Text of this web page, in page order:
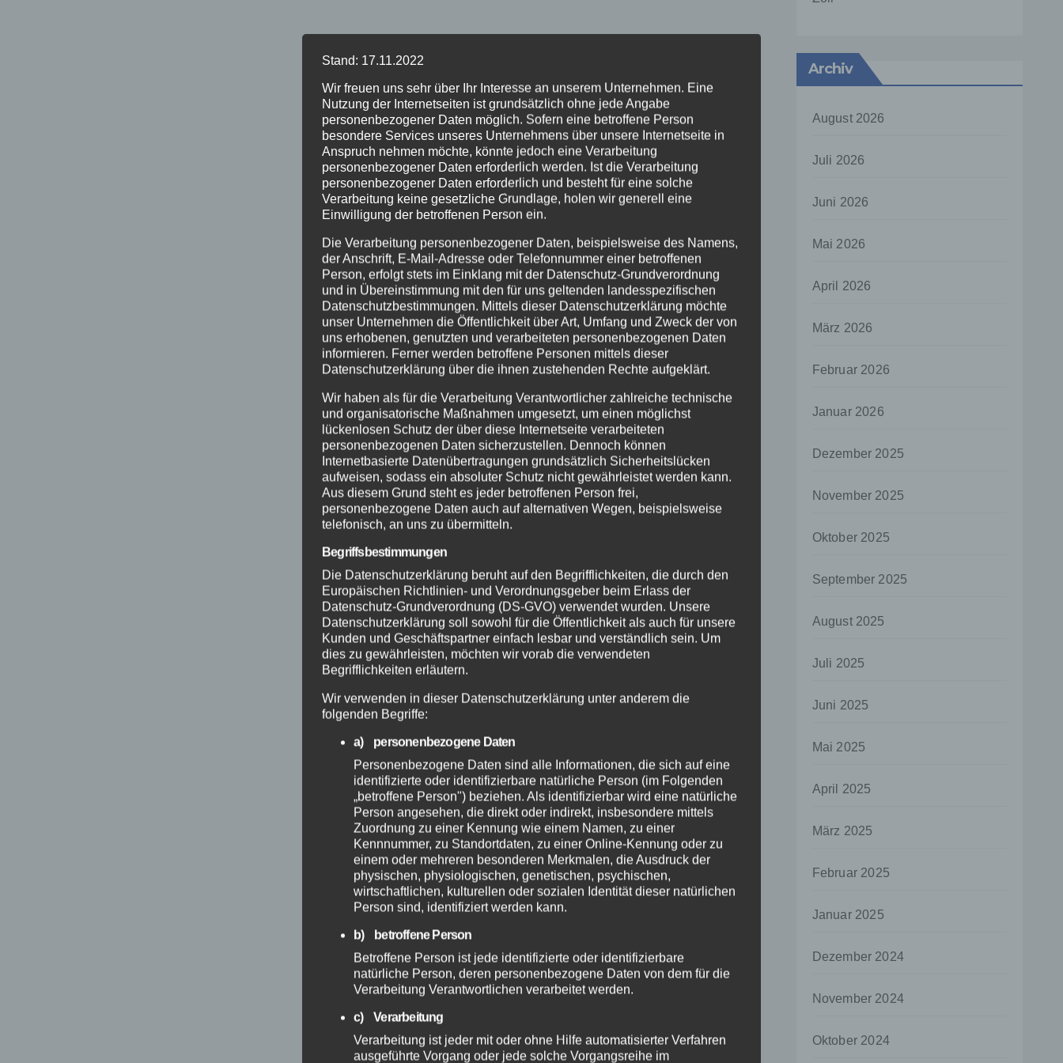
Archiv
August 2026
Juli 2026
Juni 2026
Mai 2026
April 2026
März 2026
Februar 2026
Januar 2026
Dezember 2025
November 2025
Oktober 2025
September 2025
August 2025
Juli 2025
Juni 2025
Mai 2025
April 2025
März 2025
Februar 2025
Januar 2025
Dezember 2024
November 2024
Oktober 2024
Stand: 17.11.2022
Wir freuen uns sehr über Ihr Interesse an unserem Unternehmen. Eine
Nutzung der Internetseiten ist grundsätzlich ohne jede Angabe
personenbezogener Daten möglich. Sofern eine betroffene Person
besondere Services unseres Unternehmens über unsere Internetseite in
Anspruch nehmen möchte, könnte jedoch eine Verarbeitung
personenbezogener Daten erforderlich werden. Ist die Verarbeitung
personenbezogener Daten erforderlich und besteht für eine solche
Verarbeitung keine gesetzliche Grundlage, holen wir generell eine
Einwilligung der betroffenen Person ein.
Die Verarbeitung personenbezogener Daten, beispielsweise des Namens,
der Anschrift, E-Mail-Adresse oder Telefonnummer einer betroffenen
Person, erfolgt stets im Einklang mit der Datenschutz-Grundverordnung
und in Übereinstimmung mit den für uns geltenden landesspezifischen
Datenschutzbestimmungen. Mittels dieser Datenschutzerklärung möchte
unser Unternehmen die Öffentlichkeit über Art, Umfang und Zweck der von
uns erhobenen, genutzten und verarbeiteten personenbezogenen Daten
informieren. Ferner werden betroffene Personen mittels dieser
Datenschutzerklärung über die ihnen zustehenden Rechte aufgeklärt.
Wir haben als für die Verarbeitung Verantwortlicher zahlreiche technische
und organisatorische Maßnahmen umgesetzt, um einen möglichst
lückenlosen Schutz der über diese Internetseite verarbeiteten
personenbezogenen Daten sicherzustellen. Dennoch können
Internetbasierte Datenübertragungen grundsätzlich Sicherheitslücken
aufweisen, sodass ein absoluter Schutz nicht gewährleistet werden kann.
Aus diesem Grund steht es jeder betroffenen Person frei,
personenbezogene Daten auch auf alternativen Wegen, beispielsweise
telefonisch, an uns zu übermitteln.
Begriffsbestimmungen
Die Datenschutzerklärung beruht auf den Begrifflichkeiten, die durch den
Europäischen Richtlinien- und Verordnungsgeber beim Erlass der
Datenschutz-Grundverordnung (DS-GVO) verwendet wurden. Unsere
Datenschutzerklärung soll sowohl für die Öffentlichkeit als auch für unsere
Kunden und Geschäftspartner einfach lesbar und verständlich sein. Um
dies zu gewährleisten, möchten wir vorab die verwendeten
Begrifflichkeiten erläutern.
Wir verwenden in dieser Datenschutzerklärung unter anderem die
folgenden Begriffe:
a) personenbezogene Daten
Personenbezogene Daten sind alle Informationen, die sich auf eine
identifizierte oder identifizierbare natürliche Person (im Folgenden
„betroffene Person") beziehen. Als identifizierbar wird eine natürliche
Person angesehen, die direkt oder indirekt, insbesondere mittels
Zuordnung zu einer Kennung wie einem Namen, zu einer
Kennnummer, zu Standortdaten, zu einer Online-Kennung oder zu
einem oder mehreren besonderen Merkmalen, die Ausdruck der
physischen, physiologischen, genetischen, psychischen,
wirtschaftlichen, kulturellen oder sozialen Identität dieser natürlichen
Person sind, identifiziert werden kann.
b) betroffene Person
Betroffene Person ist jede identifizierte oder identifizierbare
natürliche Person, deren personenbezogene Daten von dem für die
Verarbeitung Verantwortlichen verarbeitet werden.
c) Verarbeitung
Verarbeitung ist jeder mit oder ohne Hilfe automatisierter Verfahren
ausgeführte Vorgang oder jede solche Vorgangsreihe im